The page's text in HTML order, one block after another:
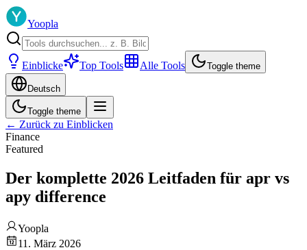
Yoopla
Einblicke Top Tools Alle Tools Toggle theme
Deutsch
Toggle theme
← Zurück zu Einblicken
Finance
Featured
Der komplette 2026 Leitfaden für apr vs
apy difference
Yoopla
11. März 2026